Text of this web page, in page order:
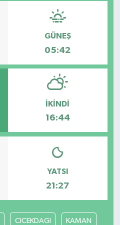
GÜNEŞ
05:42
İKINDI
16:44
YATSI
21:27
CICEKDAGI KAMAN